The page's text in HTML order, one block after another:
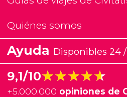
Quiénes somos
Ayuda Disponibles 24
9,1/10★★★★★
★★★★★
+5.000.000 opiniones de